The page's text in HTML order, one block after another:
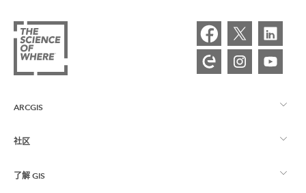
ARCGIS
ArcGIS 概览
制图
社区
Esri 社区
了解 GIS